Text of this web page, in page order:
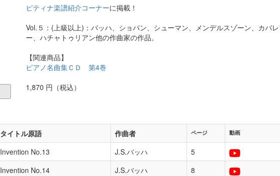
ピティナ楽譜紹介コーナーに掲載！
Vol.５：(上級以上)：バッハ、ショパン、シューマン、メンデルスゾーン、カバ
ー、ハチャトゥリアン他の作曲家の作品。
【関連商品】
ピアノ名曲集ＣＤ 第4巻
1,870 円（税込）
タイトル原語 作曲者 ページ 動画
Invention No.13 J.S.バッハ
5
Invention No.14 J.S.バッハ
8